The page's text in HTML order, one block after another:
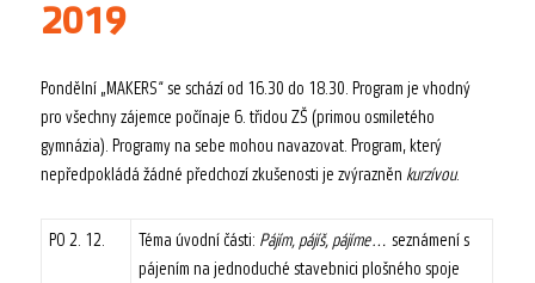
2019
Pondělní „MAKERS“ se schází od 16.30 do 18.30. Program je vhodný
pro všechny zájemce počínaje 6. třidou ZŠ (primou osmiletého
gymnázia). Programy na sebe mohou navazovat. Program, který
nepředpokládá žádné předchozí zkušenosti je zvýrazněn kurzívou.
PO 2. 12. Téma úvodní části: Pájím, pájíš, pájíme…seznámení s
pájením na jednoduché stavebnici plošného spoje